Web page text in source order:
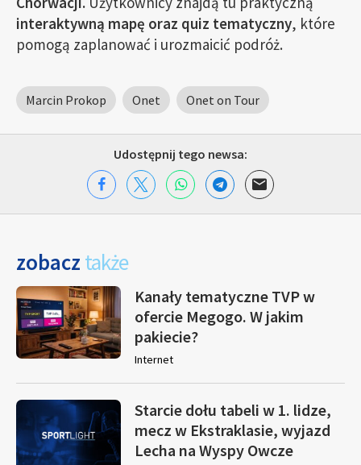
interaktywną mapę oraz quiz tematyczny, które
pomogą zaplanować i urozmaicić podróż.
Marcin Prokop Onet Onet on Tour
Udostępnij tego newsa:
zobacz także
Kanały tematyczne TVP w
ofercie Megogo. W jakim
pakiecie?
Internet
Starcie dołu tabeli w 1. lidze,
mecz w Ekstraklasie, wyjazd
Lecha na Wyspy Owcze